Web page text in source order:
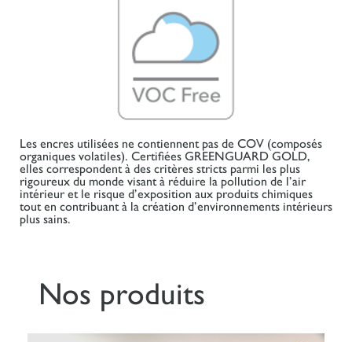
Les encres utilisées ne contiennent pas de COV (composés
organiques volatiles). Certifiées GREENGUARD GOLD,
elles correspondent à des critères stricts parmi les plus
rigoureux du monde visant à réduire la pollution de l’air
intérieur et le risque d’exposition aux produits chimiques
tout en contribuant à la création d’environnements intérieurs
plus sains.
Nos produits